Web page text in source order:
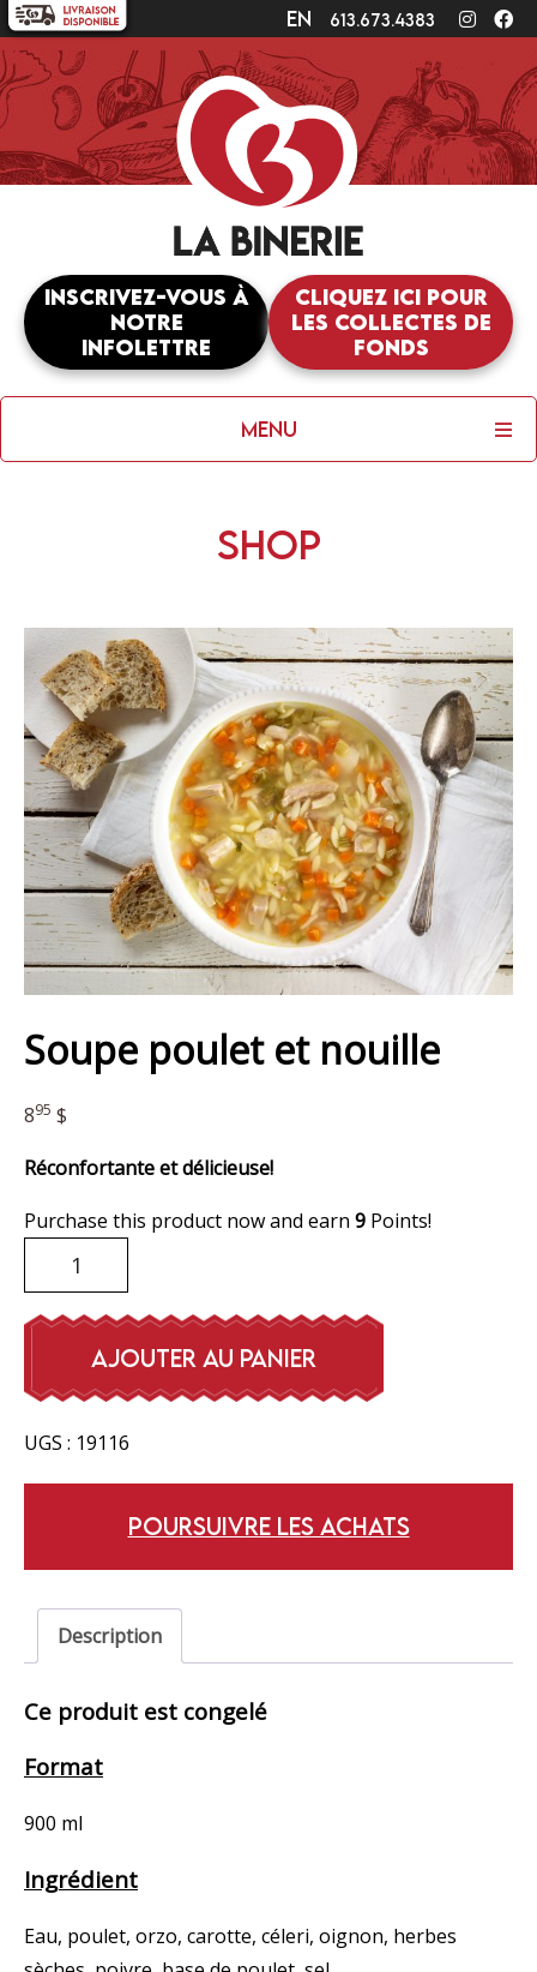
en 613.673.4383
Inscrivez-vous à
notre
infolettre
Cliquez ici pour
les collectes de
fonds
Menu
Shop
Soupe poulet et nouille
895 $
Réconfortante et délicieuse!
Purchase this product now and earn 9 Points!
quantité
de
Soupe
et
AJOUTER AU PANIER
UGS : 19116
POURSUIVRE LES ACHATS
Description
Ce produit est congelé
Format
900 ml
Ingrédient
Eau, poulet, orzo, carotte, céleri, oignon, herbes